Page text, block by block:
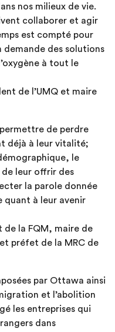
nos milieux de vie.
collaborer et agir
est compté pour
demande des solutions
à tout le
de l’UMQ et maire
de perdre
déjà à leur vitalité;
le
leur offrir des
la parole donnée
quant à leur avenir
de la FQM, maire de
préfet de la MRC de
par Ottawa ainsi
et l’abolition
les entreprises qui
dans